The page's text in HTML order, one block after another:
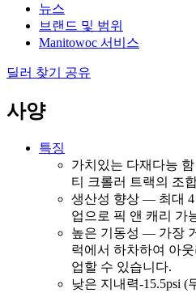
뉴스
브랜드 및 범위
Manitowoc 서비스
딜러 찾기 공유
사양
특징
가치있는 다재다능
티 크롤러 트랙의 조
생산성 향상 — 최대 4
업으로 픽 앤 캐리 가
높은 기동성 — 가장
럭에서 하차하여 아
업할 수 있습니다.
낮은 지내력-15.5psi (